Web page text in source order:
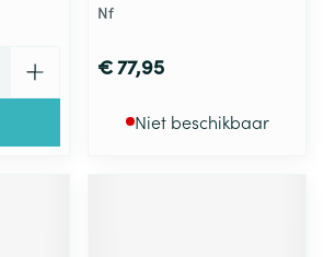
Nf
€ 77,95
Niet beschikbaar